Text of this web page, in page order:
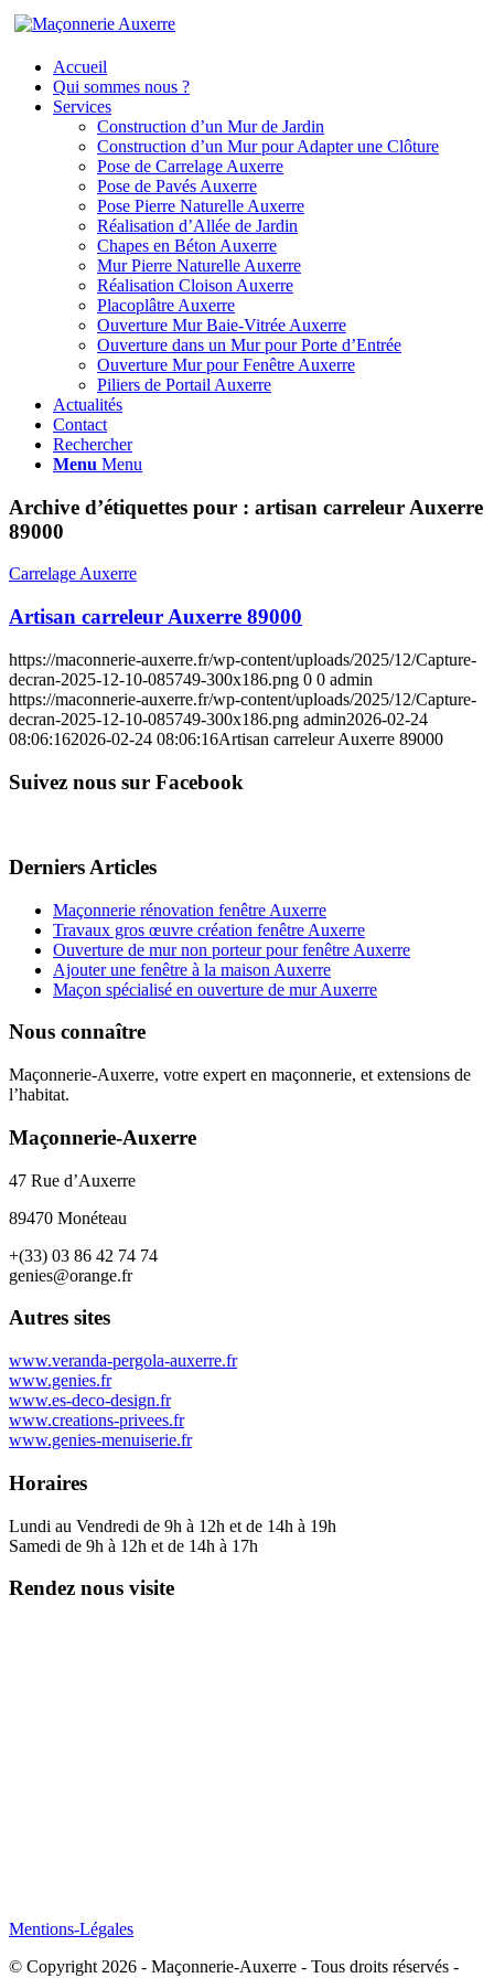
Accueil
Qui sommes nous ?
Services
Construction d’un Mur de Jardin
Construction d’un Mur pour Adapter une Clôture
Pose de Carrelage Auxerre
Pose de Pavés Auxerre
Pose Pierre Naturelle Auxerre
Réalisation d’Allée de Jardin
Chapes en Béton Auxerre
Mur Pierre Naturelle Auxerre
Réalisation Cloison Auxerre
Placoplâtre Auxerre
Ouverture Mur Baie-Vitrée Auxerre
Ouverture dans un Mur pour Porte d’Entrée
Ouverture Mur pour Fenêtre Auxerre
Piliers de Portail Auxerre
Actualités
Contact
Rechercher
Menu Menu
Archive d’étiquettes pour : artisan carreleur Auxerre
89000
Carrelage Auxerre
Artisan carreleur Auxerre 89000
https://maconnerie-auxerre.fr/wp-content/uploads/2025/12/Capture-
decran-2025-12-10-085749-300x186.png 0 0 admin
https://maconnerie-auxerre.fr/wp-content/uploads/2025/12/Capture-
decran-2025-12-10-085749-300x186.png admin2026-02-24
08:06:162026-02-24 08:06:16Artisan carreleur Auxerre 89000
Suivez nous sur Facebook
Derniers Articles
Maçonnerie rénovation fenêtre Auxerre
Travaux gros œuvre création fenêtre Auxerre
Ouverture de mur non porteur pour fenêtre Auxerre
Ajouter une fenêtre à la maison Auxerre
Maçon spécialisé en ouverture de mur Auxerre
Nous connaître
Maçonnerie-Auxerre, votre expert en maçonnerie, et extensions de
l’habitat.
Maçonnerie-Auxerre
47 Rue d’Auxerre
89470 Monéteau
+(33) 03 86 42 74 74
genies@orange.fr
Autres sites
www.veranda-pergola-auxerre.fr
www.genies.fr
www.es-deco-design.fr
www.creations-privees.fr
www.genies-menuiserie.fr
Horaires
Lundi au Vendredi de 9h à 12h et de 14h à 19h
Samedi de 9h à 12h et de 14h à 17h
Rendez nous visite
Mentions-Légales
© Copyright 2026 - Maçonnerie-Auxerre - Tous droits réservés -